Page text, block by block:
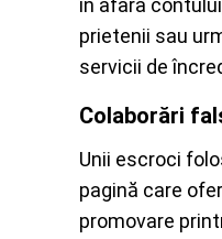
în afara
prietenii sau
servicii de
Colaborări
Unii escroci
pagină care
promovare